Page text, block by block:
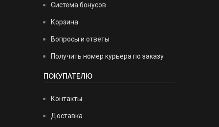
Система бонусов
Корзина
Вопросы и ответы
Получить номер курьера по заказу
ПОКУПАТЕЛЮ
Контакты
Доставка